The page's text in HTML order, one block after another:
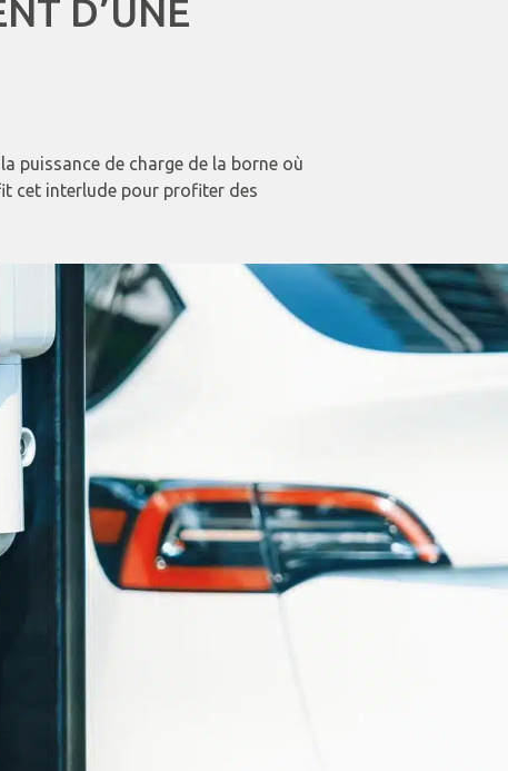
D’UNE
puissance de charge de la borne où
cet interlude pour profiter des